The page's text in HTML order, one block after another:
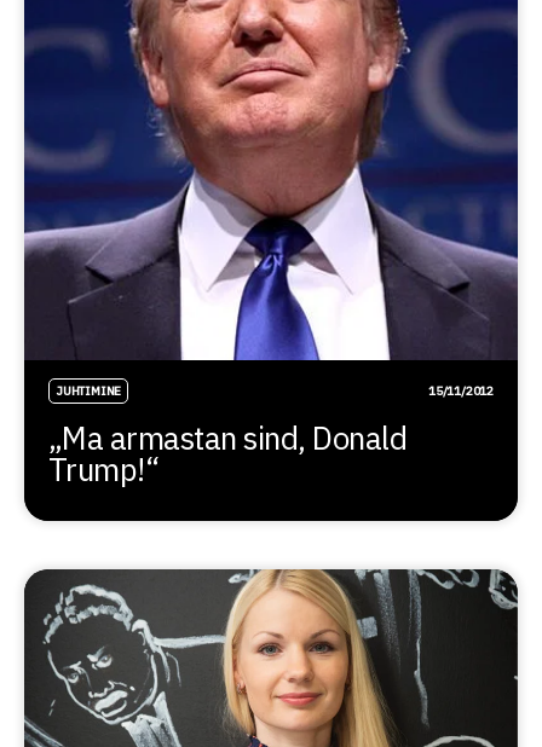
JUHTIMINE 15/11/2012
„Ma armastan sind, Donald
Trump!“